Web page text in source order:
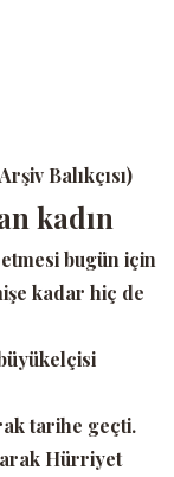
Balıkçısı)
kadın
bugün için
kadar hiç de
tarihe geçti.
Hürriyet